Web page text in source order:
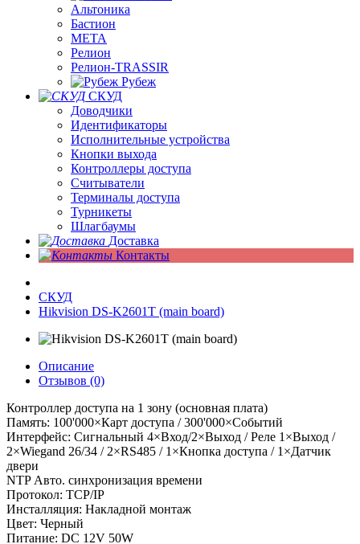
Альтоника
Бастион
МЕТА
Релион
Релион-TRASSIR
Рубеж
СКУД
Доводчики
Идентификаторы
Исполнительные устройства
Кнопки выхода
Контроллеры доступа
Считыватели
Терминалы доступа
Турникеты
Шлагбаумы
Доставка
Контакты
СКУД
Hikvision DS-K2601T (main board)
Описание
Отзывов (0)
Контроллер доступа на 1 зону (основная плата)
Память: 100'000×Карт доступа / 300'000×Событий
Интерфейс: Сигнальный 4×Вход/2×Выход / Реле 1×Выход /
2×Wiegand 26/34 / 2×RS485 / 1×Кнопка доступа / 1×Датчик
двери
NTP Авто. синхронизация времени
Протокол: TCP/IP
Инсталляция: Накладной монтаж
Цвет: Черный
Питание: DC 12V 50W